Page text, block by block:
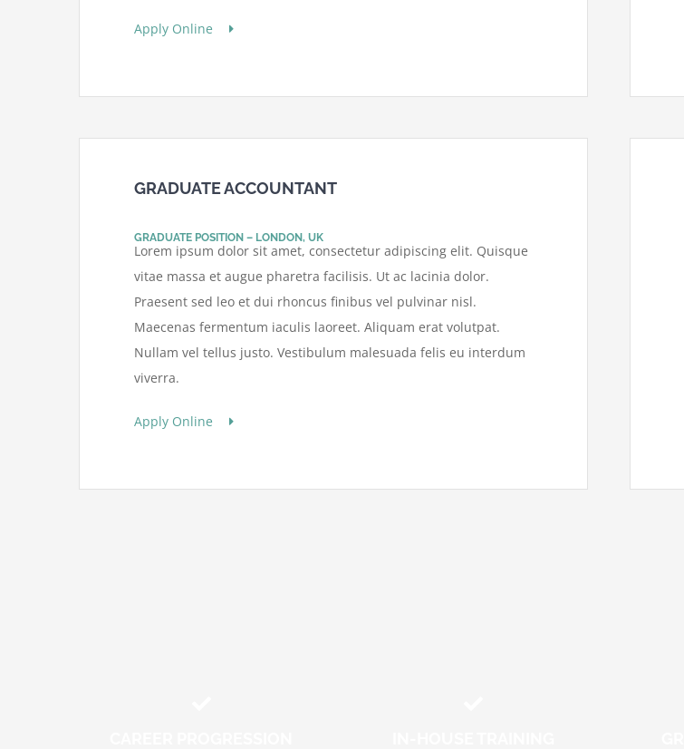
Apply Online
GRADUATE ACCOUNTANT
GRADUATE POSITION – LONDON, UK
Lorem ipsum dolor sit amet, consectetur adipiscing elit. Quisque
vitae massa et augue pharetra facilisis. Ut ac lacinia dolor.
Praesent sed leo et dui rhoncus finibus vel pulvinar nisl.
Maecenas fermentum iaculis laoreet. Aliquam erat volutpat.
Nullam vel tellus justo. Vestibulum malesuada felis eu interdum
viverra.
Apply Online